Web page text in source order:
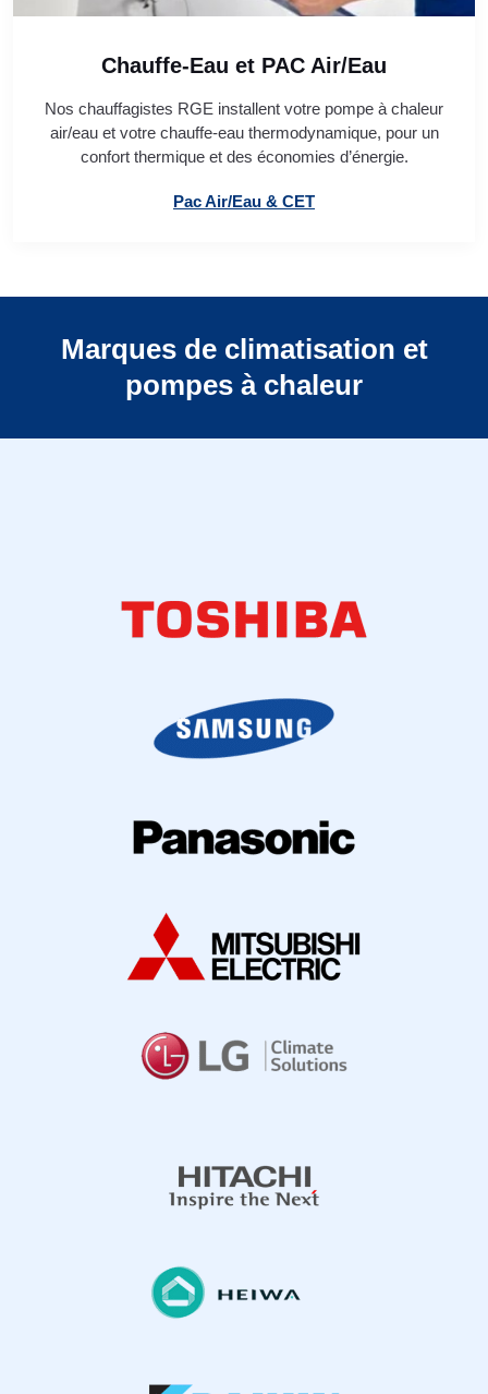
Chauffe-Eau et PAC Air/Eau
Nos chauffagistes RGE installent votre pompe à chaleur
air/eau et votre chauffe-eau thermodynamique, pour un
confort thermique et des économies d’énergie.
Pac Air/Eau & CET
Marques de climatisation et
pompes à chaleur